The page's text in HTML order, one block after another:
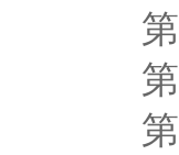
第
第
第一